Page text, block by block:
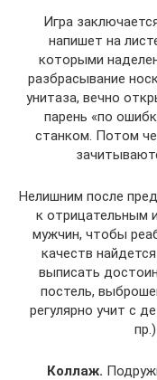
Игра
напишет на
которыми
разбрасывание
унитаза, вечно
парень «по
станком. Потом
Нелишним после
к отрицательным
мужчин, чтобы
качеств
выписать
постель,
регулярно учит с
Коллаж.